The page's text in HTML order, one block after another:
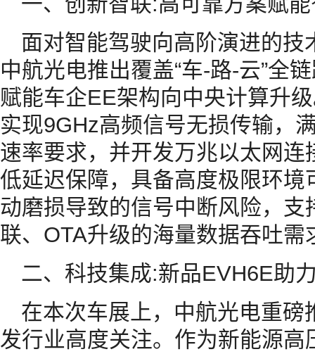
面对智能驾驶向高阶演进的
中航光电推出覆盖“车-路-云”全
赋能车企EE架构向中央计算升
实现9GHz高频信号无损传输，
速率要求，并开发万兆以太网
低延迟保障，具备高度极限环
动磨损导致的信号中断风险，
联、OTA升级的海量数据吞吐需
二、科技集成:新品EVH6E助
在本次车展上，中航光电重
发行业高度关注。作为新能源